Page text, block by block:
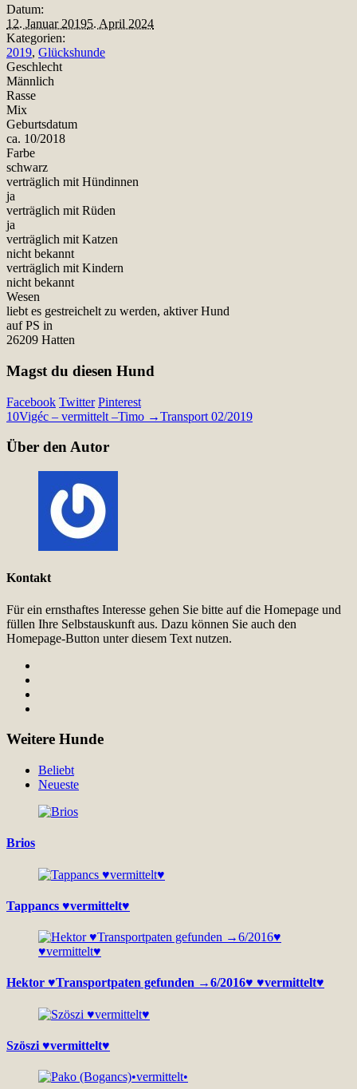
Datum:
12. Januar 20195. April 2024
Kategorien:
2019, Glückshunde
Geschlecht
Männlich
Rasse
Mix
Geburtsdatum
ca. 10/2018
Farbe
schwarz
verträglich mit Hündinnen
ja
verträglich mit Rüden
ja
verträglich mit Katzen
nicht bekannt
verträglich mit Kindern
nicht bekannt
Wesen
liebt es gestreichelt zu werden, aktiver Hund
auf PS in
26209 Hatten
Magst du diesen Hund
Facebook Twitter Pinterest
10Vigéc – vermittelt –Timo →Transport 02/2019
Über den Autor
Kontakt
Für ein ernsthaftes Interesse gehen Sie bitte auf die Homepage und
füllen Ihre Selbstauskunft aus. Dazu können Sie auch den
Homepage-Button unter diesem Text nutzen.
Weitere Hunde
Beliebt
Neueste
Brios
Tappancs ♥vermittelt♥
Hektor ♥Transportpaten gefunden →6/2016♥ ♥vermittelt♥
Szöszi ♥vermittelt♥